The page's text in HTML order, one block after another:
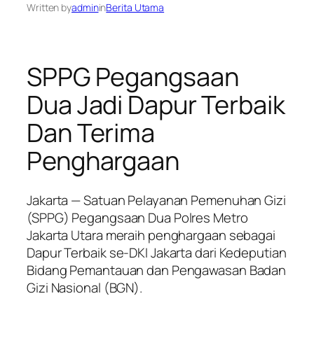
Written byadmininBerita Utama
SPPG Pegangsaan
Dua Jadi Dapur Terbaik
Dan Terima
Penghargaan
Jakarta — Satuan Pelayanan Pemenuhan Gizi
(SPPG) Pegangsaan Dua Polres Metro
Jakarta Utara meraih penghargaan sebagai
Dapur Terbaik se-DKI Jakarta dari Kedeputian
Bidang Pemantauan dan Pengawasan Badan
Gizi Nasional (BGN).